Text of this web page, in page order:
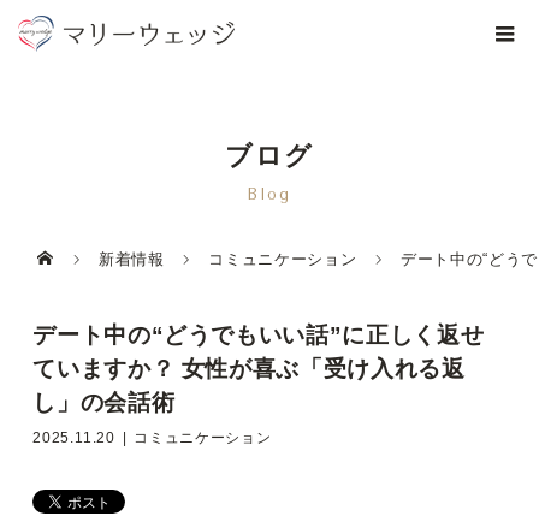
ブログ
Blog
新着情報 コミュニケーション デート中の“どう
デート中の“どうでもいい話”に正しく返せ
ていますか？ 女性が喜ぶ「受け入れる返
し」の会話術
2025.11.20 コミュニケーション